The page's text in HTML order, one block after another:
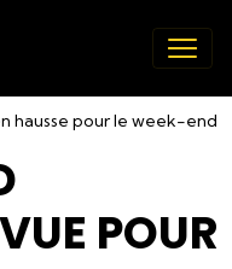
POUR